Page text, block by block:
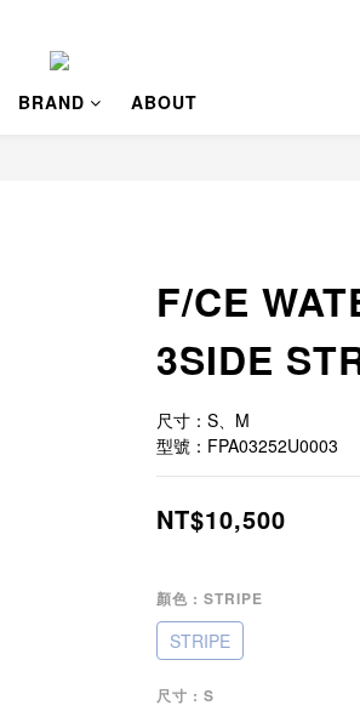
BRAND ABOUT
F/CE
3SIDE
尺寸：S、M
型號：FPA03252U0003
NT$10,500
顏色 : STRIPE
STRIPE
尺寸 : S